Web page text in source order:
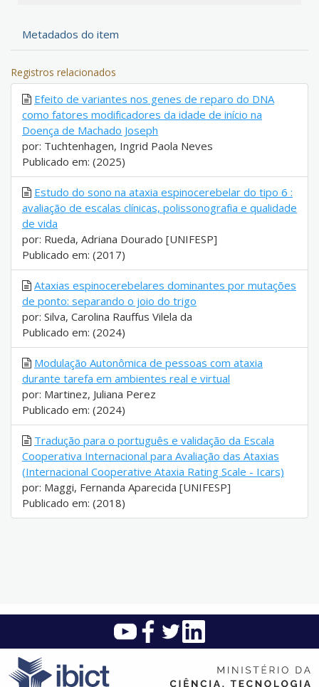
Metadados do item
Registros relacionados
Efeito de variantes nos genes de reparo do DNA
como fatores modificadores da idade de início na
Doença de Machado Joseph
por: Tuchtenhagen, Ingrid Paola Neves
Publicado em: (2025)
Estudo do sono na ataxia espinocerebelar do tipo 6 :
avaliação de escalas clínicas, polissonografia e qualidade
de vida
por: Rueda, Adriana Dourado [UNIFESP]
Publicado em: (2017)
Ataxias espinocerebelares dominantes por mutações
de ponto: separando o joio do trigo
por: Silva, Carolina Rauffus Vilela da
Publicado em: (2024)
Modulação Autonômica de pessoas com ataxia
durante tarefa em ambientes real e virtual
por: Martinez, Juliana Perez
Publicado em: (2024)
Tradução para o português e validação da Escala
Cooperativa Internacional para Avaliação das Ataxias
(Internacional Cooperative Ataxia Rating Scale - Icars)
por: Maggi, Fernanda Aparecida [UNIFESP]
Publicado em: (2018)